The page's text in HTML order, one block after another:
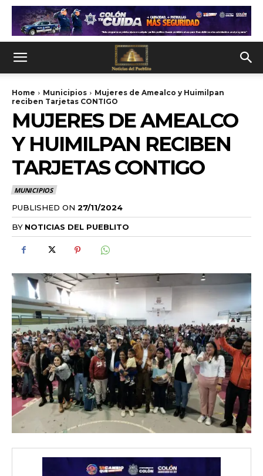
Home Municipios
Mujeres de Amealco y Huimilpan
reciben Tarjetas CONTIGO
MUJERES DE AMEALCO
Y HUIMILPAN RECIBEN
TARJETAS CONTIGO
MUNICIPIOS
PUBLISHED ON 27/11/2024
BY NOTICIAS DEL PUEBLITO